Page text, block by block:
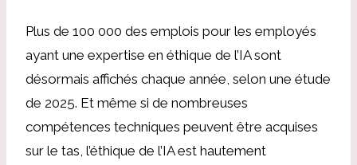
Plus de 100 000 des emplois pour les employés
ayant une expertise en éthique de l’IAsont
désormais affichés chaque année, selon une étude
de 2025. Et même si de nombreuses
compétences techniques peuvent être acquises
sur le tas, l’éthique de l’IA est hautement